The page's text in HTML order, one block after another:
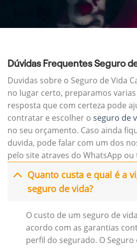
Dúvidas Frequentes Seguro
Duvidas sobre o Seguro de Vida
no lugar certo, preparamos
resposta que com certeza pode
contratar e escolher o seguro de
no seu orçamento. Caso ainda
duvida, pode falar com um dos
pelo site atraves do WhatsApp ou
Quanto custa e qual é a
seguro de vida?
O custo de um seguro de
acordo com as garantias
perfil do segurado. O Seguro